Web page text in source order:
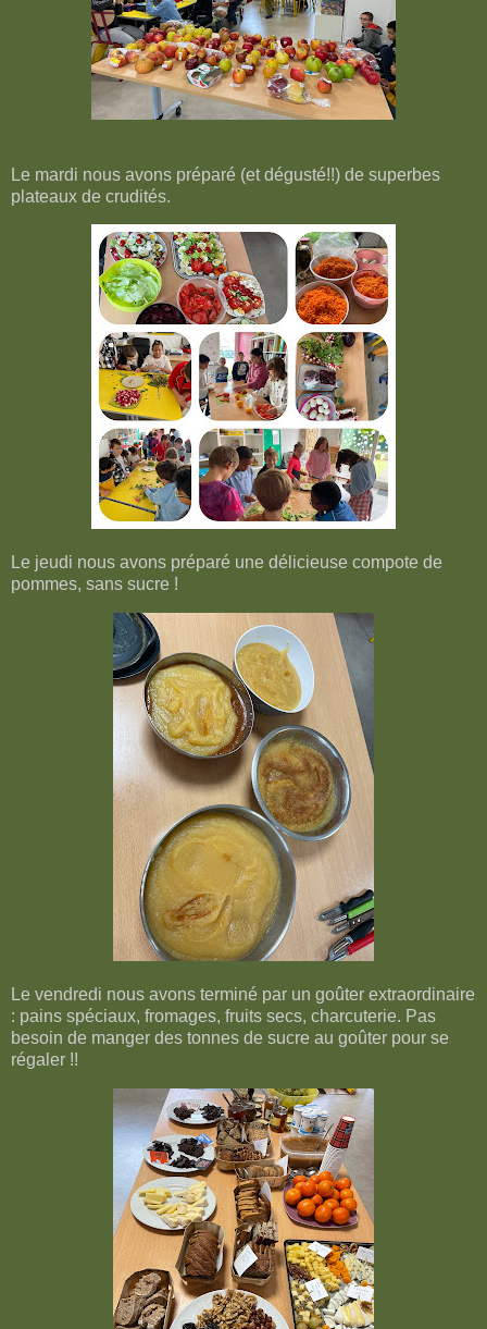
Le mardi nous avons préparé (et dégusté!!) de superbes
plateaux de crudités.
Le jeudi nous avons préparé une délicieuse compote de
pommes, sans sucre !
Le vendredi nous avons terminé par un goûter extraordinaire
: pains spéciaux, fromages, fruits secs, charcuterie. Pas
besoin de manger des tonnes de sucre au goûter pour se
régaler !!